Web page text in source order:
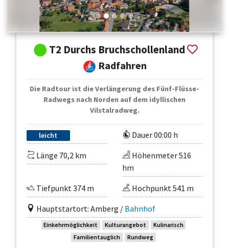
T2 Durchs Bruchschollenland
Radfahren
Die Radtour ist die Verlängerung des Fünf-Flüsse-
Radwegs nach Norden auf dem idyllischen
Vilstalradweg.
leicht
Dauer 00:00 h
Länge 70,2 km
Höhenmeter 516
hm
Tiefpunkt 374 m
Hochpunkt 541 m
Hauptstartort: Amberg / Bahnhof
Einkehrmöglichkeit Kulturangebot
Kulinarisch
Familientauglich
Rundweg